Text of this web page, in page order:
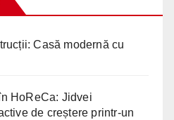
Casă modernă cu
HoReCa: Jidvei
de creștere printr-un